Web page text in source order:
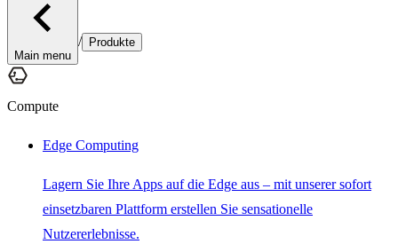
Main menu
/ Produkte
Compute
Edge Computing
Lagern Sie Ihre Apps auf die Edge aus – mit unserer sofort
einsetzbaren Plattform erstellen Sie sensationelle
Nutzererlebnisse.